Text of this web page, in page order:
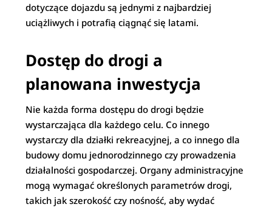
dotyczące dojazdu są jednymi z najbardziej
uciążliwych i potrafią ciągnąć się latami.
Dostęp do drogi a
planowana inwestycja
Nie każda forma dostępu do drogi będzie
wystarczająca dla każdego celu. Co innego
wystarczy dla działki rekreacyjnej, a co innego dla
budowy domu jednorodzinnego czy prowadzenia
działalności gospodarczej. Organy administracyjne
mogą wymagać określonych parametrów drogi,
takich jak szerokość czy nośność, aby wydać